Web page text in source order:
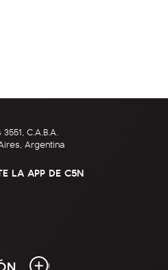
C.A.B.A.
Argentina
LA APP DE C5N